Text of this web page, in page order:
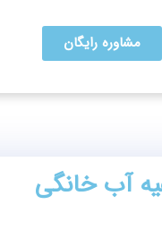
مشاوره رایگان
آب خانگی